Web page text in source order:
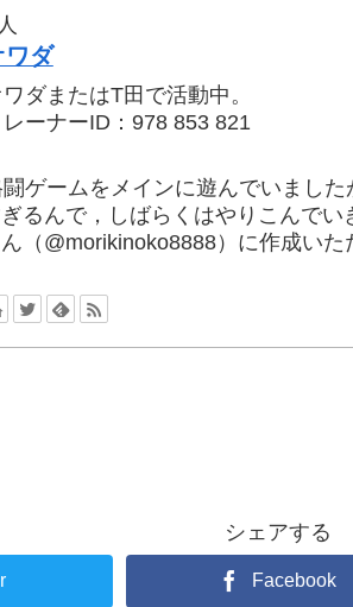
ワダ
ダまたはT田で活動中。
レーナーID：978 853 821
ゲームをメインに遊んでいまし
るんで，しばらくはやりこんで
（@morikinoko8888）に作成いた
シェアする
Facebook